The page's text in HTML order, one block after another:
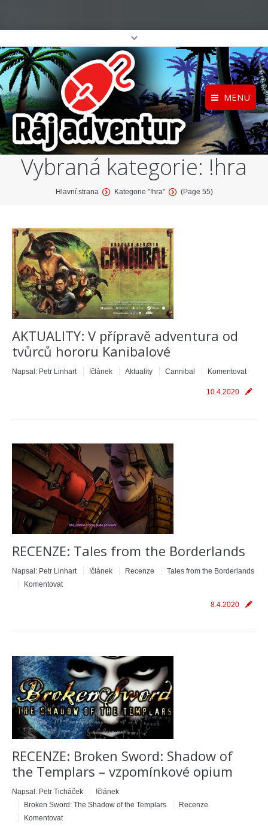
MENU
Registrace Home
O projektu
Katalog her
Vybraná kategorie: !hra
You are here:Hlavní strana Kategorie "!hra" (Page 55)
AKTUALITY: V přípravě adventura od
tvůrců hororu Kanibalové
Napsal: Petr Linhart !článek Aktuality Cannibal Komentovat
10.4.2020
RECENZE: Tales from the Borderlands
Napsal: Petr Linhart !článek Recenze
Tales from the Borderlands
Komentovat
8.4.2020
RECENZE: Broken Sword: Shadow of
the Templars – vzpomínkové opium
Napsal: Petr Ticháček
!článek
Broken Sword: The Shadow of the Templars
Recenze
Komentovat